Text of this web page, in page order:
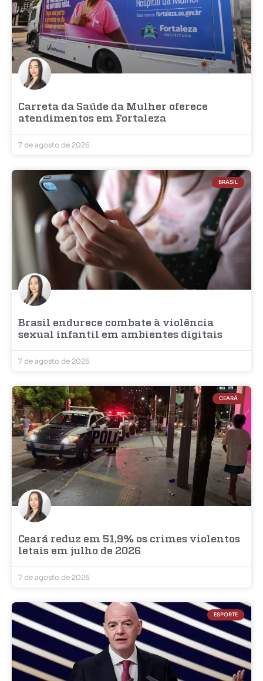
Carreta da Saúde da Mulher oferece
atendimentos em Fortaleza
7 de agosto de 2026
BRASIL
Brasil endurece combate à violência
sexual infantil em ambientes digitais
7 de agosto de 2026
CEARÁ
Ceará reduz em 51,9% os crimes violentos
letais em julho de 2026
7 de agosto de 2026
ESPORTE